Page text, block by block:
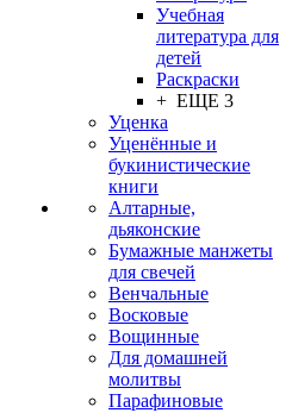
Учебная
литература для
детей
Раскраски
+ ЕЩЕ 3
Уценка
Уценённые и
букинистические
книги
Алтарные,
дьяконские
Бумажные манжеты
для свечей
Венчальные
Восковые
Вощинные
Для домашней
молитвы
Парафиновые